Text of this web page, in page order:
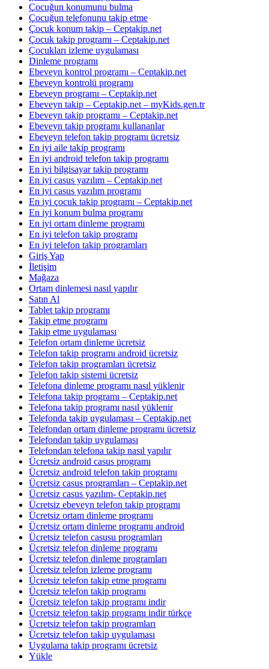
Çocuğun konumunu bulma
Çocuğun telefonunu takip etme
Çocuk konum takip – Ceptakip.net
Çocuk takip programı – Ceptakip.net
Çocukları izleme uygulaması
Dinleme programı
Ebeveyn kontrol programı – Ceptakip.net
Ebeveyn kontrolü programı
Ebeveyn programı – Ceptakip.net
Ebeveyn takip – Ceptakip.net – myKids.gen.tr
Ebeveyn takip programı – Ceptakip.net
Ebeveyn takip programı kullananlar
Ebeveyn telefon takip programı ücretsiz
En iyi aile takip programı
En iyi android telefon takip programı
En iyi bilgisayar takip programı
En iyi casus yazılım – Ceptakip.net
En iyi casus yazılım programı
En iyi çocuk takip programı – Ceptakip.net
En iyi konum bulma programı
En iyi ortam dinleme programı
En iyi telefon takip programı
En iyi telefon takip programları
Giriş Yap
İletişim
Mağaza
Ortam dinlemesi nasıl yapılır
Satın Al
Tablet takip programı
Takip etme programı
Takip etme uygulaması
Telefon ortam dinleme ücretsiz
Telefon takip programı android ücretsiz
Telefon takip programları ücretsiz
Telefon takip sistemi ücretsiz
Telefona dinleme programı nasıl yüklenir
Telefona takip programı – Ceptakip.net
Telefona takip programı nasıl yüklenir
Telefonda takip uygulaması – Ceptakip.net
Telefondan ortam dinleme programı ücretsiz
Telefondan takip uygulaması
Telefondan telefona takip nasıl yapılır
Ücretsiz android casus programı
Ücretsiz android telefon takip programı
Ücretsiz casus programları – Ceptakip.net
Ücretsiz casus yazılım- Ceptakip.net
Ücretsiz ebeveyn telefon takip programı
Ücretsiz ortam dinleme programı
Ücretsiz ortam dinleme programı android
Ücretsiz telefon casusu programları
Ücretsiz telefon dinleme programı
Ücretsiz telefon dinleme programları
Ücretsiz telefon izleme programı
Ücretsiz telefon takip etme programı
Ücretsiz telefon takip programı
Ücretsiz telefon takip programı indir
Ücretsiz telefon takip programı indir türkçe
Ücretsiz telefon takip programları
Ücretsiz telefon takip uygulaması
Uygulama takip programı ücretsiz
Yükle